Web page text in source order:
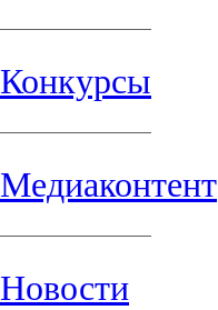
Конкурсы
Медиаконтент
Новости